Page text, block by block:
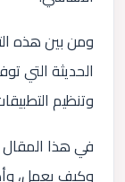
ومن بين هذه
الحديثة التي
وتنظيم
في هذا المقال
وكيف يعمل،